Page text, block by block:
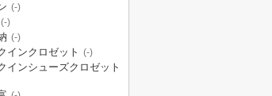
(-)
(-)
(-)
インクロゼット (-)
インシューズクロゼット